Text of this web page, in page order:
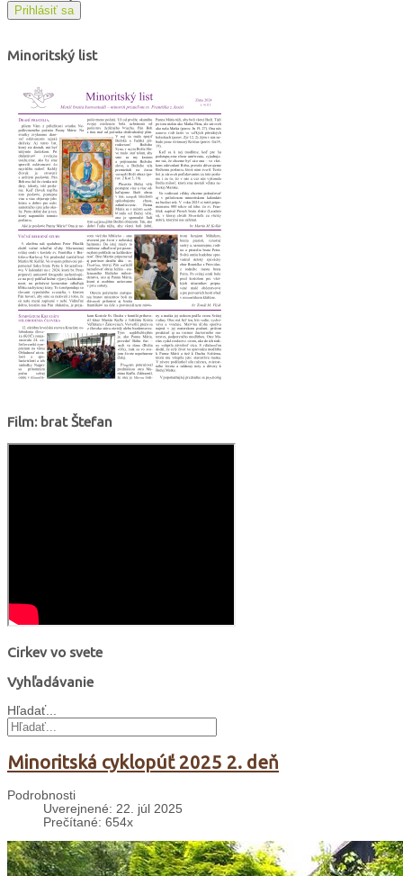
Prihlásiť sa
Minoritský list
Film: brat Štefan
Cirkev vo svete
Vyhľadávanie
Hľadať...
Minoritská cyklopúť 2025 2. deň
Podrobnosti
Uverejnené: 22. júl 2025
Prečítané: 654x